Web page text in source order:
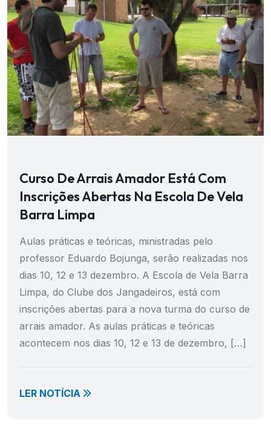
Curso De Arrais Amador Está Com
Inscrições Abertas Na Escola De Vela
Barra Limpa
Aulas práticas e teóricas, ministradas pelo
professor Eduardo Bojunga, serão realizadas nos
dias 10, 12 e 13 dezembro. A Escola de Vela Barra
Limpa, do Clube dos Jangadeiros, está com
inscrições abertas para a nova turma do curso de
arrais amador. As aulas práticas e teóricas
acontecem nos dias 10, 12 e 13 de dezembro, […]
LER NOTÍCIA